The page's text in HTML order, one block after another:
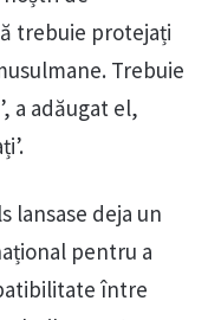
trebuie protejați
Trebuie
a adăugat el,
lansase deja un
pentru a
între